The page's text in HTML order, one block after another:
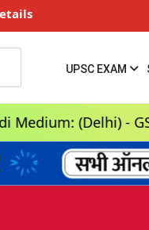
UPSC EXAM
- GS Foundation